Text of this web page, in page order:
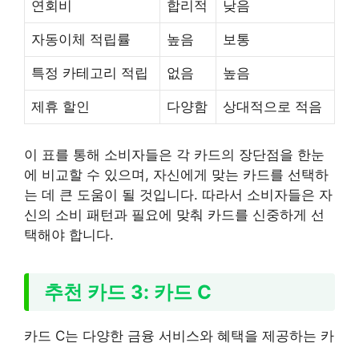
연회비 합리적 낮음
자동이체 적립률 높음 보통
특정 카테고리 적립 없음 높음
제휴 할인 다양함 상대적으로 적음
이 표를 통해 소비자들은 각 카드의 장단점을 한눈
에 비교할 수 있으며, 자신에게 맞는 카드를 선택하
는 데 큰 도움이 될 것입니다. 따라서 소비자들은 자
신의 소비 패턴과 필요에 맞춰 카드를 신중하게 선
택해야 합니다.
추천 카드 3: 카드 C
카드 C는 다양한 금융 서비스와 혜택을 제공하는 카